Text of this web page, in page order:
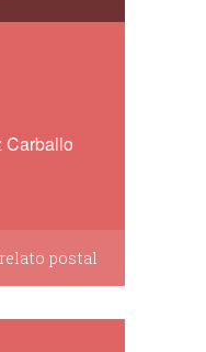
Carballo
postal